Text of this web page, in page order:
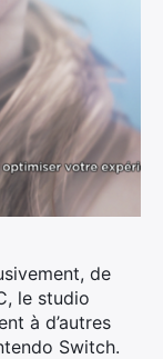
de
le studio
à d’autres
Switch.